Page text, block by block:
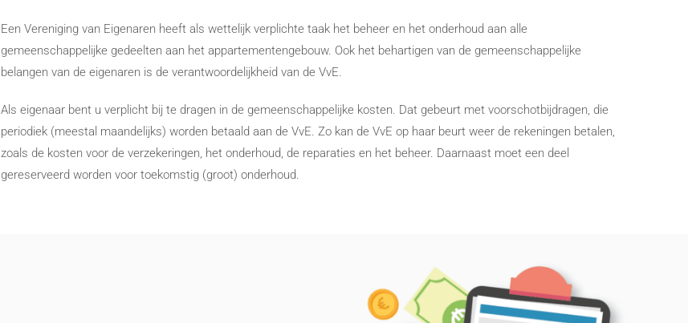
Een Vereniging van Eigenaren heeft als wettelijk verplichte taak het beheer en het onderhoud aan alle
gemeenschappelijke gedeelten aan het appartementengebouw. Ook het behartigen van de gemeenschappelijke
belangen van de eigenaren is de verantwoordelijkheid van de VvE.
Als eigenaar bent u verplicht bij te dragen in de gemeenschappelijke kosten. Dat gebeurt met voorschotbijdragen, die
periodiek (meestal maandelijks) worden betaald aan de VvE. Zo kan de VvE op haar beurt weer de rekeningen betalen,
zoals de kosten voor de verzekeringen, het onderhoud, de reparaties en het beheer. Daarnaast moet een deel
gereserveerd worden voor toekomstig (groot) onderhoud.